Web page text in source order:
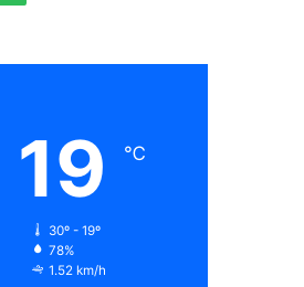
19 ℃
30º - 19º
78%
1.52 km/h